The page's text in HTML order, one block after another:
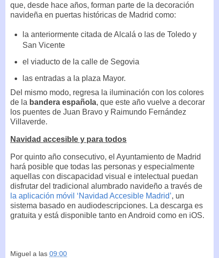
que, desde hace años, forman parte de la decoración
navideña en puertas históricas de Madrid como:
la anteriormente citada de Alcalá o las de Toledo y
San Vicente
el viaducto de la calle de Segovia
las entradas a la plaza Mayor.
Del mismo modo, regresa la iluminación con los colores
de la bandera española, que este año vuelve a decorar
los puentes de Juan Bravo y Raimundo Fernández
Villaverde.
Navidad accesible y para todos
Por quinto año consecutivo, el Ayuntamiento de Madrid
hará posible que todas las personas y especialmente
aquellas con discapacidad visual e intelectual puedan
disfrutar del tradicional alumbrado navideño a través de
la aplicación móvil ‘Navidad Accesible Madrid’, un
sistema basado en audiodescripciones. La descarga es
gratuita y está disponible tanto en Android como en iOS.
Miguel a las 09:00